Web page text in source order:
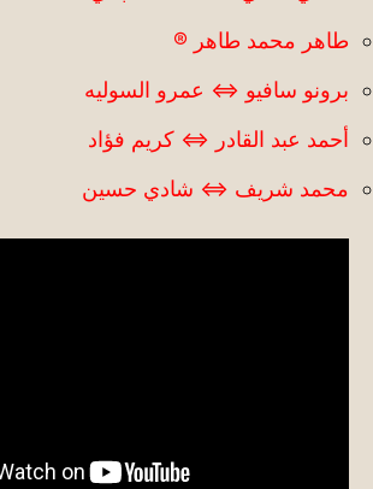
طاهر محمد طاهر ®
برونو سافيو ⇔ عمرو السوليه
أحمد عبد القادر ⇔ كريم فؤاد
محمد شريف ⇔ شادي حسين